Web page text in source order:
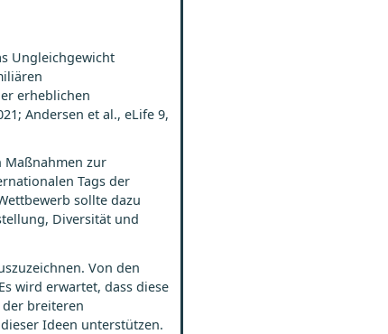
Ungleichgewicht
erheblichen
Andersen et al., eLife 9,
Maßnahmen zur
Tags der
sollte dazu
Diversität und
Von den
wird erwartet, dass diese
breiteren
Ideen unterstützen.